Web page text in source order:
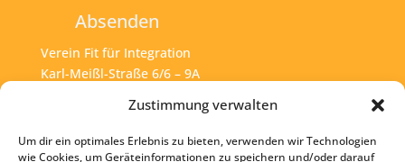
Zustimmung verwalten
Um dir ein optimales Erlebnis zu bieten, verwenden wir Technologien
wie Cookies, um Geräteinformationen zu speichern und/oder darauf
Absenden
Verein Fit für Integration
Karl-Meißl-Straße 6/6 – 9A
Tel:+43 1 925 77 46